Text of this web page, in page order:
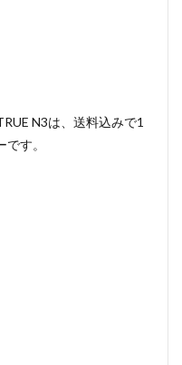
N3は、送料込みで1
す。